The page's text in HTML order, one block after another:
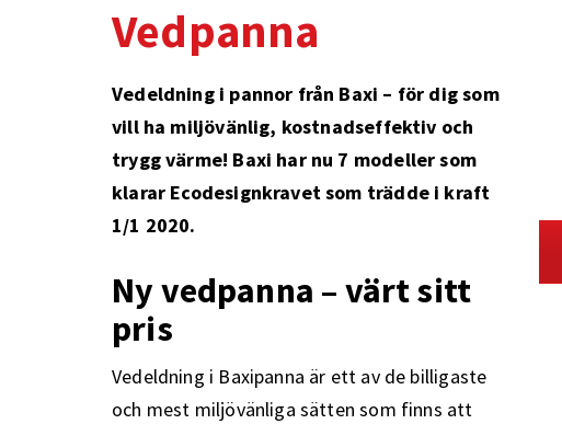
Vedpanna
Vedeldning i pannor från Baxi – för dig som
vill ha miljövänlig, kostnadseffektiv och
trygg värme! Baxi har nu 7 modeller som
klarar Ecodesignkravet som trädde i kraft
1/1 2020.
Ny vedpanna – värt sitt
pris
Vedeldning i Baxipanna är ett av de billigaste
och mest miljövänliga sätten som finns att